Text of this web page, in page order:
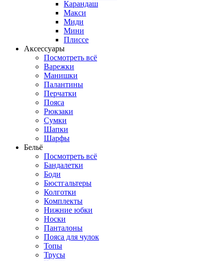
Карандаш
Макси
Миди
Мини
Плиссе
Аксессуары
Посмотреть всё
Варежки
Манишки
Палантины
Перчатки
Пояса
Рюкзаки
Сумки
Шапки
Шарфы
Бельё
Посмотреть всё
Бандалетки
Боди
Бюстгальтеры
Колготки
Комплекты
Нижние юбки
Носки
Панталоны
Поясa для чулок
Топы
Трусы